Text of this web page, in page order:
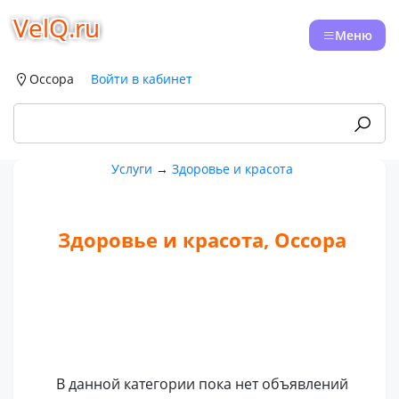
VelQ.ru Меню
Оссора Войти в кабинет
Услуги →Здоровье и красота
Здоровье и красота, Оссора
В данной категории пока нет объявлений